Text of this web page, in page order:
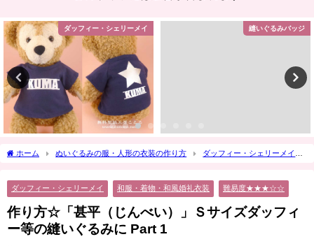
ダッフィー・シェリーメイ 縫いぐるみバッジ
ホーム ぬいぐるみの服・人形の衣装の作り方
ダッフィー・シェリーメイ
ダッフィー・シェリーメイ 和服・着物・和風婚礼衣装 難易度★★★☆☆
作り方☆「甚平（じんべい）」Ｓサイズダッフィ
ー等の縫いぐるみに Part 1